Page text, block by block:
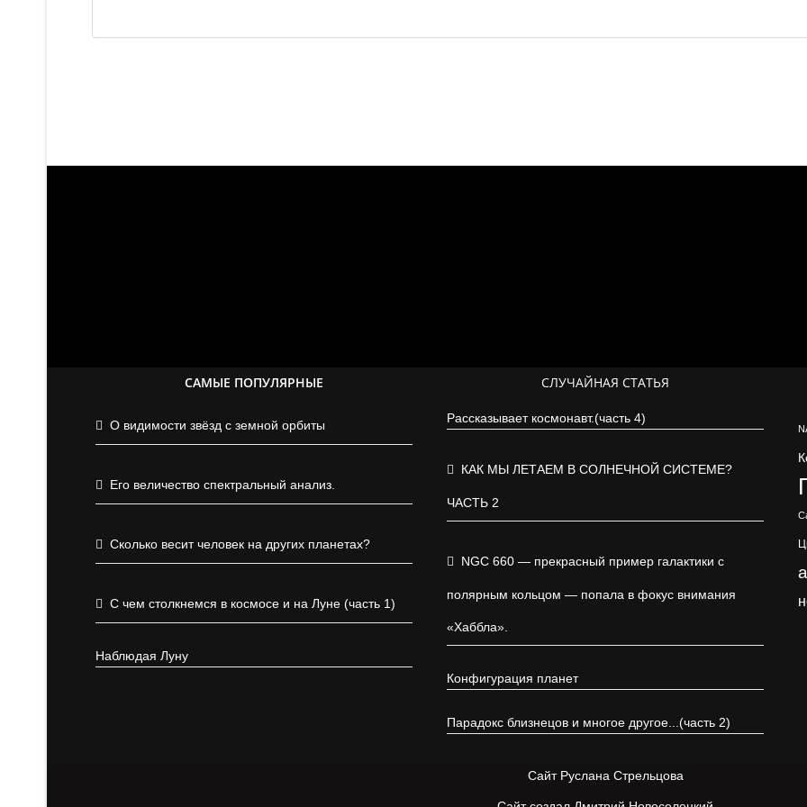
САМЫЕ ПОПУЛЯРНЫЕ
О видимости звёзд с земной орбиты
Его величество спектральный анализ.
Сколько весит человек на других планетах?
С чем столкнемся в космосе и на Луне (часть 1)
Наблюдая Луну
СЛУЧАЙНАЯ СТАТЬЯ
Рассказывает космонавт.(часть 4)
КАК МЫ ЛЕТАЕМ В СОЛНЕЧНОЙ СИСТЕМЕ?
ЧАСТЬ 2
NGC 660 — прекрасный пример галактики с
полярным кольцом — попала в фокус внимания
«Хаббла».
Конфигурация планет
Парадокс близнецов и многое другое...(часть 2)
Сайт Руслана Стрельцова